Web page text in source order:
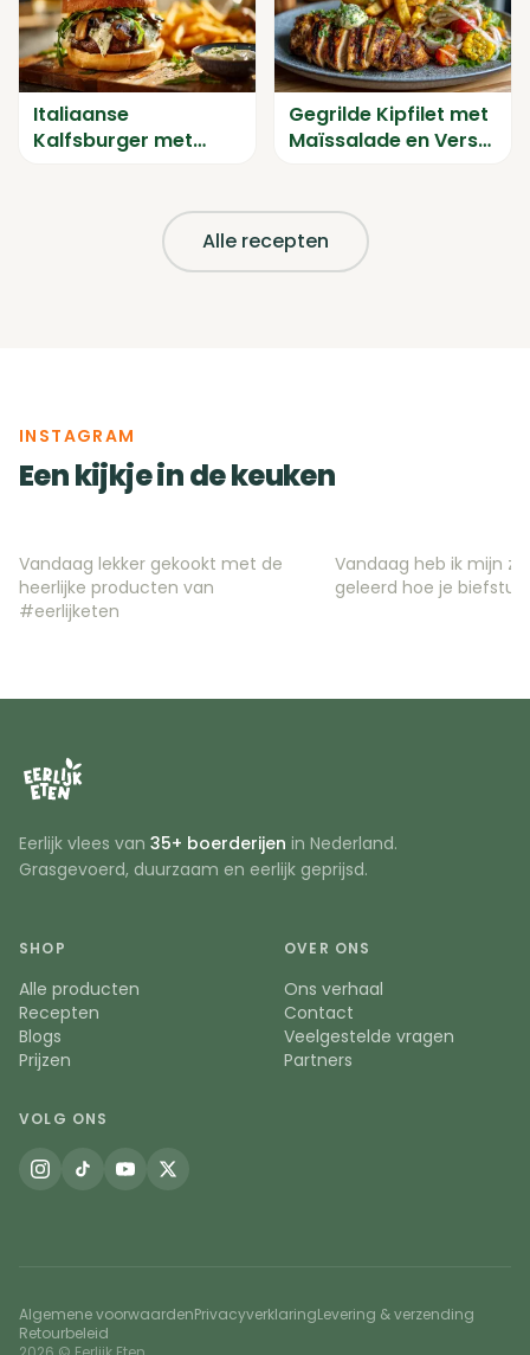
Verwijderd als favoriet
Italiaanse
Kalfsburger met
Verwijderd als favoriet
Gegrilde Kipfilet met
Maïssalade en Verse
Alle recepten
INSTAGRAM
Een kijkje in de keuken
manonvianen
Vandaag lekker gekookt met de
heerlijke producten van
#eerlijketen
denniskorpel
Vandaag heb ik mijn
geleerd hoe je biefstuk
Eerlijk vlees van 35+ boerderijen in Nederland.
Grasgevoerd, duurzaam en eerlijk geprijsd.
SHOP
Alle producten
Recepten
Blogs
Prijzen
OVER ONS
Ons verhaal
Contact
Veelgestelde vragen
Partners
VOLG ONS
Algemene voorwaardenPrivacyverklaringLevering & verzending
Retourbeleid